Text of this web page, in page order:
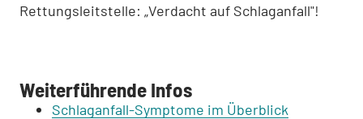
Rettungsleitstelle: „Verdacht auf Schlaganfall"!
Weiterführende Infos
Schlaganfall-Symptome im Überblick